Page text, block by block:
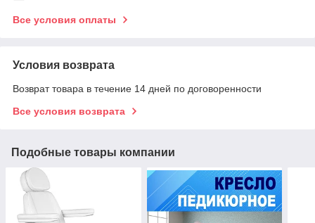
Все условия оплаты
Условия возврата
Возврат товара в течение 14 дней по договоренности
Все условия возврата
Подобные товары компании